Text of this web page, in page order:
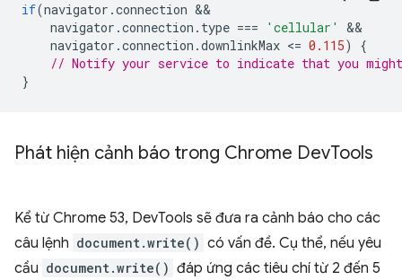
if(navigator .connection
navigator .connection . type === 'cellular'
navigator .connection .downlinkMax <= 0.115)
{
// Notify your service to indicate that you
}
Phát hiện cảnh báo trong Chrome DevTools
Kể từ Chrome 53, DevTools sẽ đưa ra cảnh báo cho các
câu lệnh document.write() có vấn đề. Cụ thể, nếu yêu
cầu document.write() đáp ứng các tiêu chí từ 2 đến 5